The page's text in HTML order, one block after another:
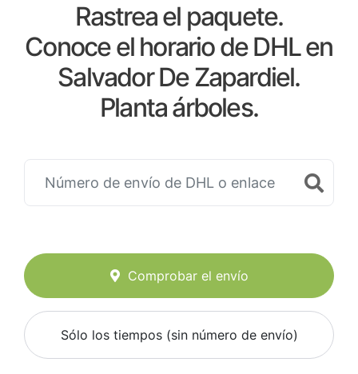
Rastrea el paquete.
Conoce el horario de DHL en
Salvador De Zapardiel.
Planta árboles.
Comprobar el envío
Sólo los tiempos (sin número de envío)